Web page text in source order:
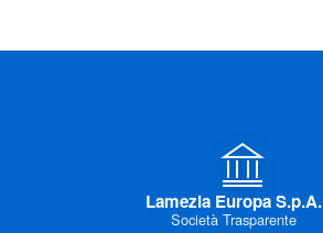
Lamezia Europa S.p.A.
Società Trasparente